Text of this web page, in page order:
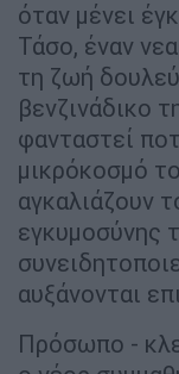
όταν μένει
Τάσο, έναν
τη ζωή
βενζινάδικο
φανταστεί
μικρόκοσμό
αγκαλιάζουν
εγκυμοσύνης
αυξάνονται
Πρόσωπο -